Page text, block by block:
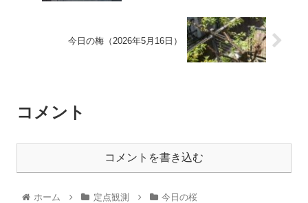
今日の梅（2026年5月16日）
コメント
コメントを書き込む
ホーム 定点観測 今日の桜